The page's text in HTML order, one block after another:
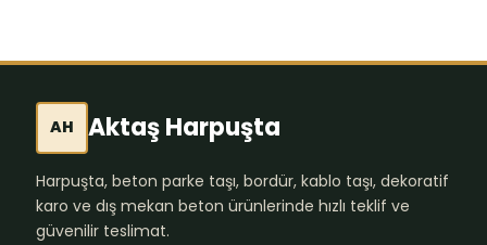
AH Aktaş Harpuşta
Harpuşta, beton parke taşı, bordür, kablo taşı, dekoratif
karo ve dış mekan beton ürünlerinde hızlı teklif ve
güvenilir teslimat.